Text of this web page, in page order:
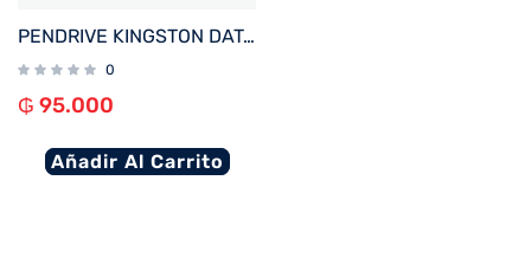
PENDRIVE KINGSTON DATATRAVELER EXODIA S 128GB USB-A 3.2 DTXS/128GB
0
₲ 95.000
Añadir Al Carrito